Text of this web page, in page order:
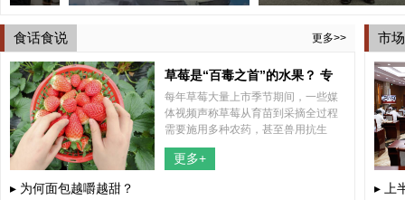
食话食说 更多>>
草莓是“百毒之首”的水果？ 专
家“五问五答”为你解惑
每年草莓大量上市季节期间，一些媒
体视频声称草莓从育苗到采摘全过程
需要施用多种农药，甚至兽用抗生
素，认为草莓不能吃。这些视频不断
传播，引起公众关注，也引发了不少
更多+
▸ 为何面包越嚼越甜？
市
▸ 上